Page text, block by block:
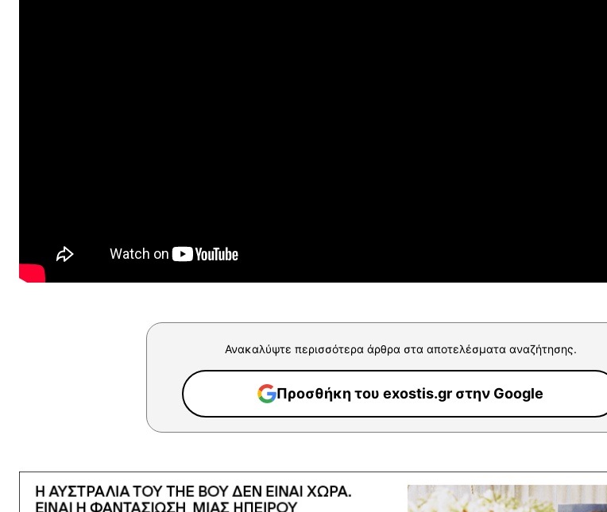
Ανακαλύψτε περισσότερα άρθρα στα αποτελέσματα αναζήτησης.
Προσθήκη του exostis.gr στην Google